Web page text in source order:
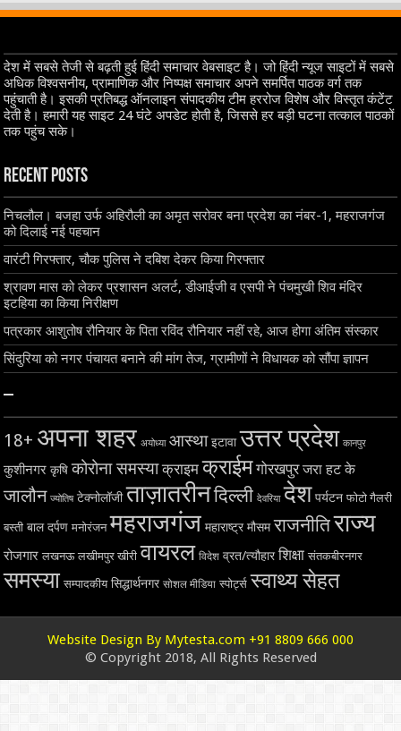
देश में सबसे तेजी से बढ़ती हुई हिंदी समाचार वेबसाइट है। जो हिंदी न्यूज साइटों में सबसे
अधिक विश्वसनीय, प्रामाणिक और निष्पक्ष समाचार अपने समर्पित पाठक वर्ग तक
पहुंचाती है। इसकी प्रतिबद्ध ऑनलाइन संपादकीय टीम हररोज विशेष और विस्तृत कंटेंट
देती है। हमारी यह साइट 24 घंटे अपडेट होती है, जिससे हर बड़ी घटना तत्काल पाठकों
तक पहुंच सके।
Recent Posts
निचलौल। बजहा उर्फ अहिरौली का अमृत सरोवर बना प्रदेश का नंबर-1, महराजगंज
को दिलाई नई पहचान
वारंटी गिरफ्तार, चौक पुलिस ने दबिश देकर किया गिरफ्तार
श्रावण मास को लेकर प्रशासन अलर्ट, डीआईजी व एसपी ने पंचमुखी शिव मंदिर
इटहिया का किया निरीक्षण
पत्रकार आशुतोष रौनियार के पिता रविंद रौनियार नहीं रहे, आज होगा अंतिम संस्कार
सिंदुरिया को नगर पंचायत बनाने की मांग तेज, ग्रामीणों ने विधायक को सौंपा ज्ञापन
–
18+ अपना शहर अयोध्या आस्था इटावा उत्तर प्रदेश कानपुर
कुशीनगर कृषि कोरोना समस्या क्राइम क्राईम गोरखपुर जरा हट के
जालौन ज्योतिष टेक्नोलॉजी ताज़ातरीनदिल्ली देवरिया देश पर्यटन फोटो गैलरी
बस्ती बाल दर्पण मनोरंजन महराजगंज महाराष्ट्र मौसम राजनीतिराज्य
रोजगार लखनऊ लखीमपुर खीरी वायरल विदेश व्रत/त्यौहार शिक्षा संतकबीरनगर
समस्या सम्पादकीय सिद्धार्थनगर सोशल मीडिया स्पोर्ट्स स्वाथ्य सेहत
Website Design By Mytesta.com +91 8809 666 000
© Copyright 2018, All Rights Reserved